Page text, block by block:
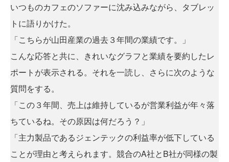
いつものカフェのソファーに沈み込みながら、タブレッ
トに語りかけた。
「こちらが山田産業の過去３年間の業績です。」
こんな応答と共に、きれいなグラフと業績を要約したレ
ポートが表示される。それを一読し、さらに次のような
質問をする。
「この３年間、売上は維持しているが営業利益が年々落
ちているね。その原因は何だろう？」
「主力製品であるジェンテックの利益率が低下している
ことが理由と考えられます。競合のA社とB社が同様の製